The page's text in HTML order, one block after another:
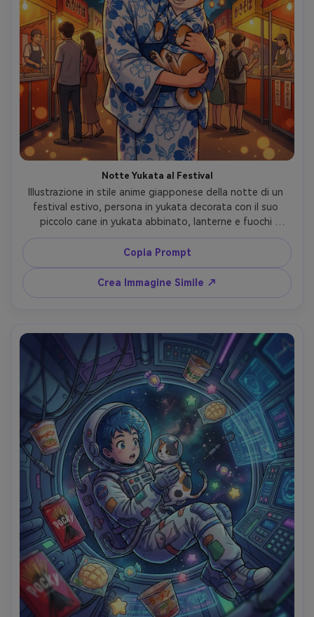
Notte Yukata al Festival
Illustrazione in stile anime giapponese della notte di un
festival estivo, persona in yukata decorata con il suo
piccolo cane in yukata abbinato, lanterne e fuochi
d'artificio nel cielo, luce calda sui volti, linee pulite, cel
shading vibrante, atmosfera festosa, scintille bokeh
romantiche, composizione bellissima --ar 4:5
Copia Prompt
Crea Immagine Simile ↗